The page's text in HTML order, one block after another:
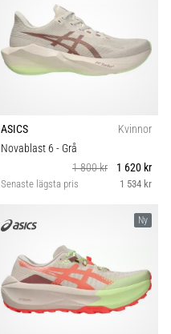
ASICS
Kvinnor
Novablast 6 - Grå
1 800 kr
1 620 kr
Senaste lägsta pris 1 534 kr
Ny